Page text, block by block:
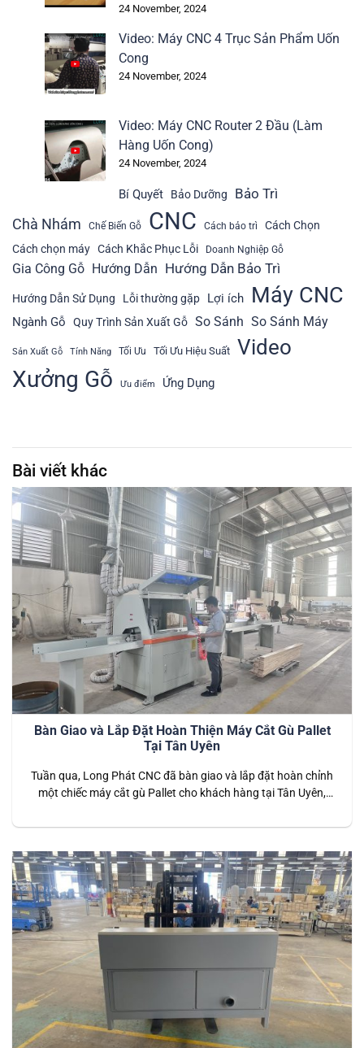
24 November, 2024
Video: Máy CNC 4 Trục Sản Phẩm Uốn
Cong
24 November, 2024
Video: Máy CNC Router 2 Đầu (Làm
Hàng Uốn Cong)
24 November, 2024
Bí Quyết Bảo Dưỡng
Bảo Trì
Chà Nhám
Chế Biến Gỗ CNC Cách bảo trì
Cách Chọn
Cách chọn máy Cách Khắc Phục Lỗi Doanh Nghiệp Gỗ
Gia Công Gỗ Hướng Dẫn Hướng Dẫn Bảo Trì
Hướng Dẫn Sử Dụng Lỗi thường gặp Lợi ích Máy CNC
Ngành Gỗ Quy Trình Sản Xuất Gỗ So Sánh So Sánh Máy
Sản Xuất Gỗ Tính Năng Tối Ưu Tối Ưu Hiệu Suất Video
Xưởng Gỗ Ưu điểm Ứng Dụng
Bài viết khác
Bàn Giao và Lắp Đặt Hoàn Thiện Máy Cắt Gù Pallet
Tại Tân Uyên
Tuần qua, Long Phát CNC đã bàn giao và lắp đặt hoàn chỉnh
một chiếc máy cắt gù Pallet cho khách hàng tại Tân Uyên,
xuất pallet, giúp xử lý nhanh chóng các chi tiết gỗ để tạo ra